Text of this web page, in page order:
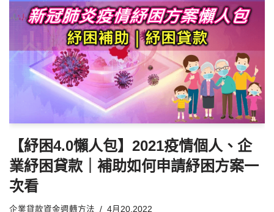
【紓困4.0懶人包】2021疫情個人、企
業紓困貸款｜補助如何申請紓困方案一
次看
企業貸款資金週轉方法 4月20,2022